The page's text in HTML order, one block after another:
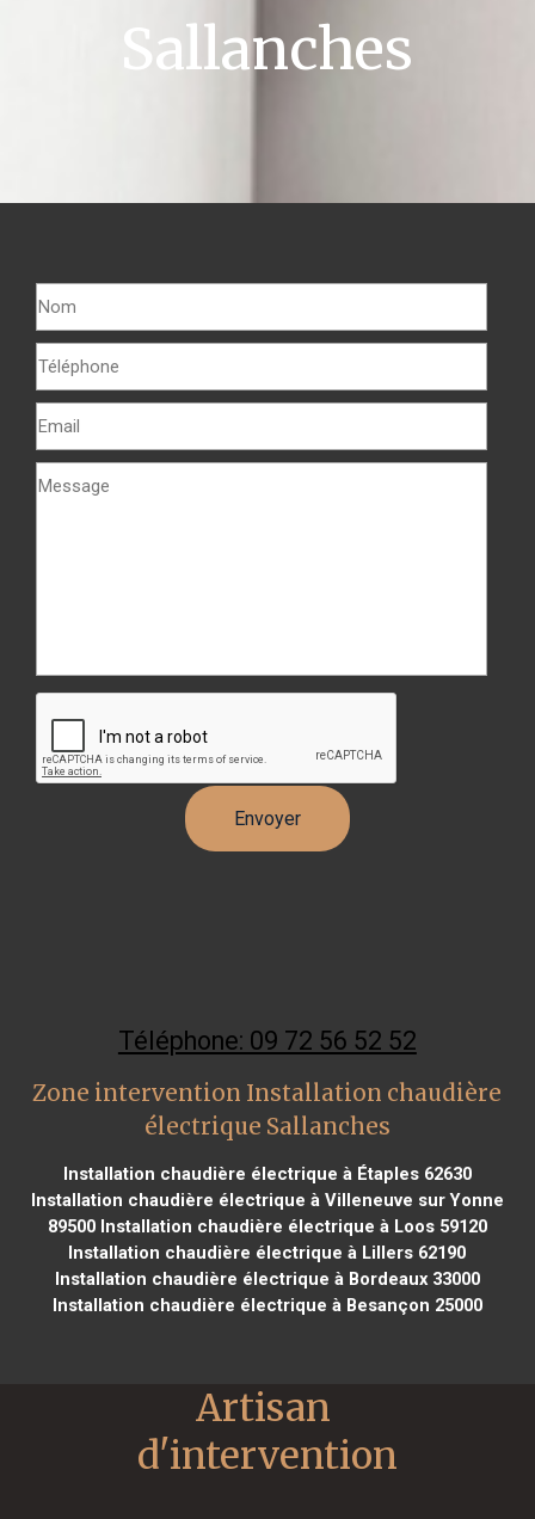
Sallanches
Téléphone: 09 72 56 52 52
Zone intervention Installation chaudière
électrique Sallanches
Installation chaudière électrique à Étaples 62630
Installation chaudière électrique à Villeneuve sur Yonne
89500Installation chaudière électrique à Loos 59120
Installation chaudière électrique à Lillers 62190
Installation chaudière électrique à Bordeaux 33000
Installation chaudière électrique à Besançon 25000
Artisan
d'intervention